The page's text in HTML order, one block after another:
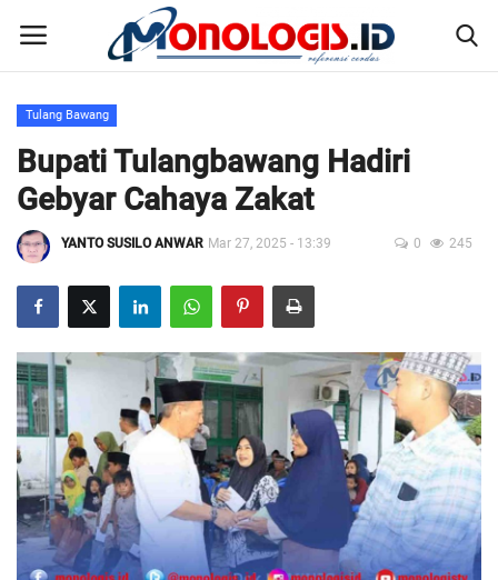
Home
Kontak
Disclaimer
Susunan Redaksi
Pedoman Pemberitaan Media Siber
Nusantara
Galeri
Regional
Tulang Bawang
Bupati Tulangbawang Hadiri
Gebyar Cahaya Zakat
YANTO SUSILO ANWAR Mar 27, 2025 - 13:39 0 245